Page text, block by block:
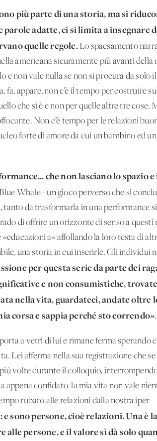
più parte di una storia, ma si
adatte, ci si limita a insegnare
quelle regole.Lo spaesamento
americana sicuramente più avanti della
e non vale nulla se non si procura da solo
appare, non c’è il tempo per costruire
che si è e non per quelle altre tre cose.
Non c’è tempo per le relazioni
forte di amore da cui un bambino ed un
che non lasciano lo spazio
Whale - un gioco perverso che si
da trasformarla in una performance
di offrire un orizzonte di senso a questi
a» affollando la loro testa di
una storia in cui inserirle. Gli individui
per questa serie da parte dei
e non consumistiche,
nella vita, guardateci, andate oltre
corsa e sappia perché sto correndo».
a vetri di lui e rimane ferma sperando
Lei afferma nella sua registrazione che se
volte durante il colloquio,
appena confidato: la mia vita non vale
rubato alle relazioni dalla nostra iper-
sono persone, cioè relazioni. Una è la
alle persone, e il valore sì dà solo